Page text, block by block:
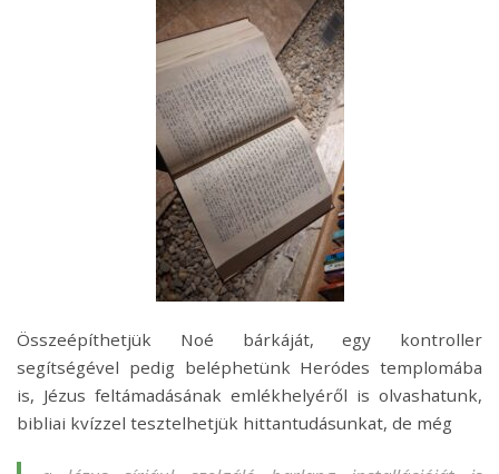
Összeépíthetjük Noé bárkáját, egy kontroller
segítségével pedig beléphetünk Heródes templomába
is, Jézus feltámadásának emlékhelyéről is olvashatunk,
bibliai kvízzel tesztelhetjük hittantudásunkat, de még